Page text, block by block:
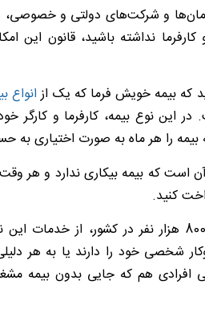
و شرکت‌های دولتی و خصوصی،
نداشته باشید، قانون این
که بیمه خویش فرما که یک ازانواع
در این نوع بیمه، کارفرما و
را هر ماه به صورت اختیاری به
کنید.
طبق آمارهای تأمین اجتماعی، حدود 800 هزار نفر
شخصی خود را دارند یا به هر
افرادی هم که جایی بدون بیمه